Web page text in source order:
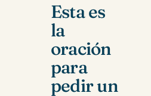
Esta es
la
oración
para
pedir un